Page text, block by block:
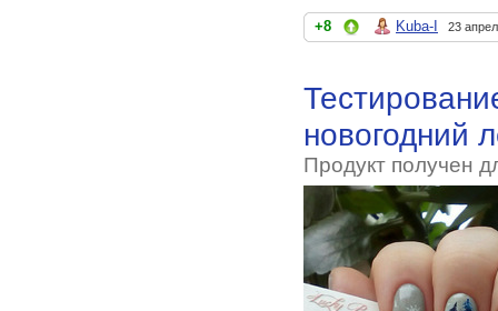
+8 Kuba-I 23
новогодний
Продукт получен